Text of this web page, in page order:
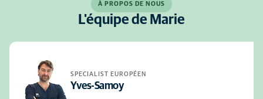
À PROPOS DE NOUS
L'équipe de Marie
SPECIALIST EUROPÉEN
Yves-Samoy